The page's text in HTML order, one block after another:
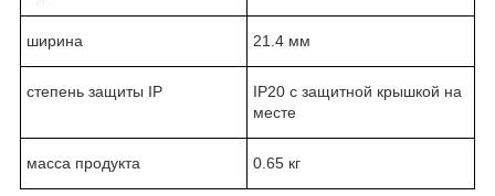
ширина 21.4 мм
степень защиты IP
IP20 с защитной крышкой на
месте
масса продукта 0.65 кг